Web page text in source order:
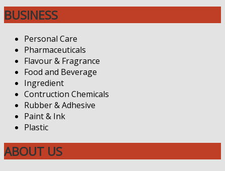
BUSINESS
Personal Care
Pharmaceuticals
Flavour & Fragrance
Food and Beverage
Ingredient
Contruction Chemicals
Rubber & Adhesive
Paint & Ink
Plastic
ABOUT US